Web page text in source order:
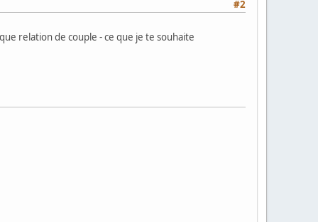
#2
relation de couple - ce que je te souhaite